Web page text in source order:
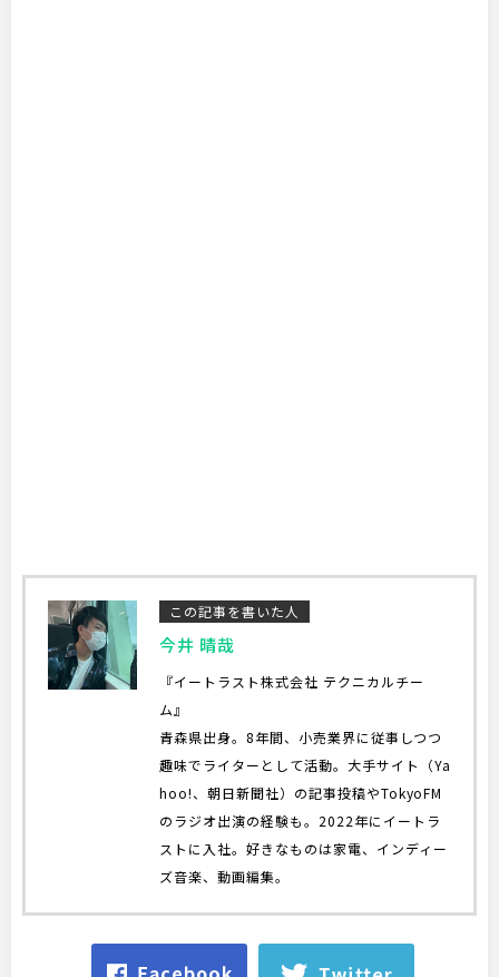
この記事を書いた人
今井 晴哉
『イートラスト株式会社 テクニカルチー
ム』
青森県出身。8年間、小売業界に従事しつつ
趣味でライターとして活動。大手サイト（Ya
hoo!、朝日新聞社）の記事投稿やTokyoFM
のラジオ出演の経験も。2022年にイートラ
ストに入社。好きなものは家電、インディー
ズ音楽、動画編集。